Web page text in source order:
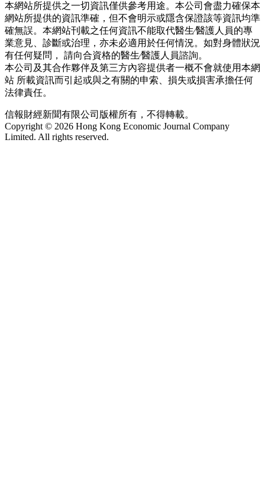
本網站所提供之一切資訊僅供參考用途。本公司會盡力確保本
網站所提供的資訊準確，但不會明示或隱含保證該等資訊均準
確無誤。本網站刊載之任何資訊不能取代醫生∕醫護人員的專
業意見、診斷或治理，亦未必適用於任何情況。如對身體狀況
有任何疑問， 請向合資格的醫生∕醫護人員諮詢。
本公司及其合作夥伴及第三方內容提供者一概不會就使用本網
站 所載資訊而引起或與之有關的申索、損失或損害承擔任何
法律責任。
信報財經新聞有限公司版權所有，不得轉載。
Copyright © 2026 Hong Kong Economic Journal Company
Limited. All rights reserved.